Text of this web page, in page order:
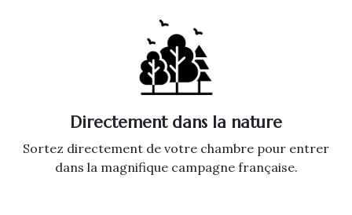
Directement dans la nature
Sortez directement de votre chambre pour entrer
dans la magnifique campagne française.